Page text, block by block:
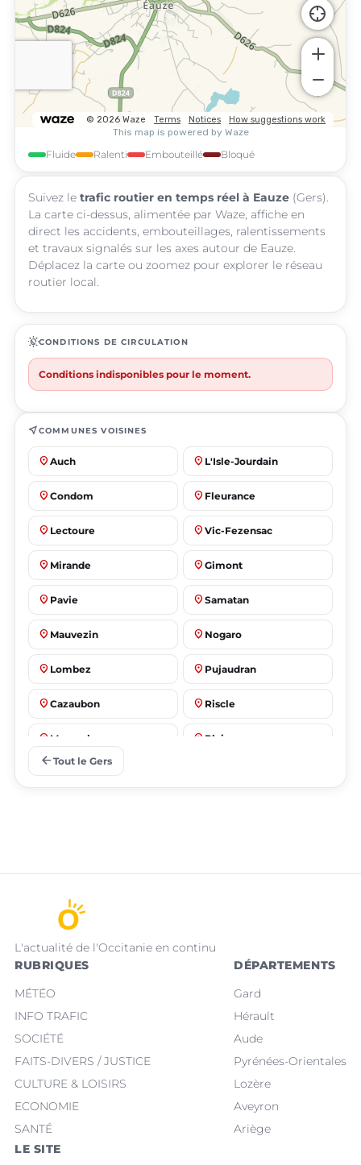
Fluide Ralenti Embouteillé Bloqué
Suivez le trafic routier en temps réel à Eauze (Gers).
La carte ci-dessus, alimentée par Waze, affiche en
direct les accidents, embouteillages, ralentissements
et travaux signalés sur les axes autour de Eauze.
Déplacez la carte ou zoomez pour explorer le réseau
routier local.
routineCONDITIONS DE CIRCULATION
Conditions indisponibles pour le moment.
near_meCOMMUNES VOISINES
place Auch place L'Isle-Jourdain
place Condom place Fleurance
place Lectoure place Vic-Fezensac
place Mirande place Gimont
place Pavie place Samatan
place Mauvezin place Nogaro
place Lombez place Pujaudran
place Cazaubon place Riscle
place Masseube place Plaisance
arrow_back Tout le Gers
L'actualité de l'Occitanie en continu
RUBRIQUES
MÉTÉO
INFO TRAFIC
SOCIÉTÉ
FAITS-DIVERS / JUSTICE
CULTURE & LOISIRS
ECONOMIE
SANTÉ
DÉPARTEMENTS
Gard
Hérault
Aude
Pyrénées-Orientales
Lozère
Aveyron
Ariège
LE SITE